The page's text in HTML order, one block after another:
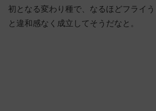
初となる変わり種で、なるほどフライ
と違和感なく成立してそうだなと。